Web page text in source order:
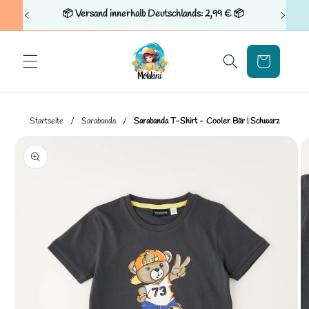
zum
Inhalt
📦 Versand innerhalb Deutschlands: 2,99 € 📦
Warenkorb
Startseite / Sarabanda / Sarabanda T-Shirt - Cooler Bär | Schwarz